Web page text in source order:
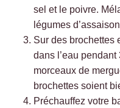
sel et le poivre.
légumes
Sur des brochettes
dans l’eau
morceaux de
brochettes soient
Préchauffez votre